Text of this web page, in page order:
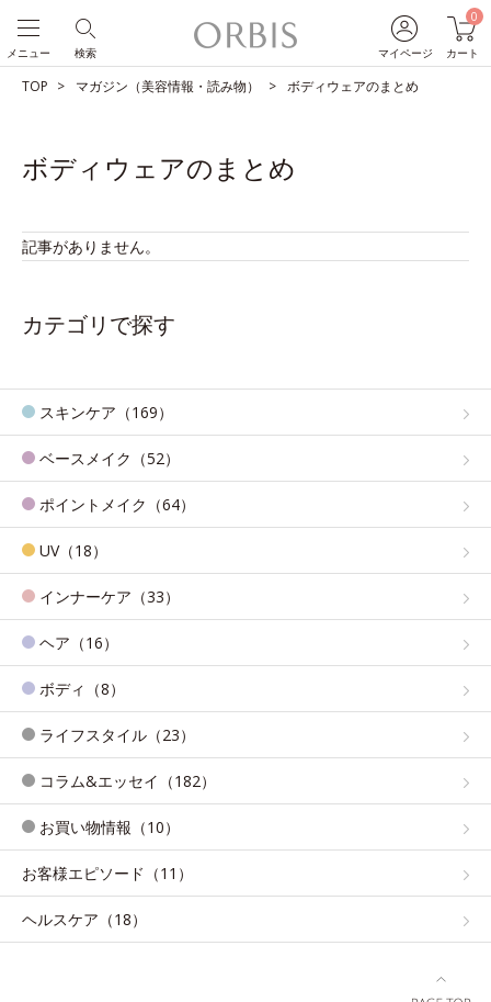
マイページ
0
カート
検索
メニュー
TOP マガジン（美容情報・読み物） ボディウェアのまとめ
ボディウェアのまとめ
記事がありません。
カテゴリで探す
スキンケア（169）
ベースメイク（52）
ポイントメイク（64）
UV（18）
インナーケア（33）
ヘア（16）
ボディ（8）
ライフスタイル（23）
コラム&エッセイ（182）
お買い物情報（10）
お客様エピソード（11）
ヘルスケア（18）